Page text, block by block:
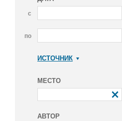
с
по
ИСТОЧНИК
МЕСТО
АВТОР